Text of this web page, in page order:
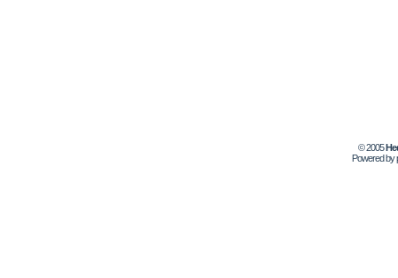
© 2005
Powered by